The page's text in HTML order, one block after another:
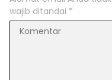
wajib ditandai *